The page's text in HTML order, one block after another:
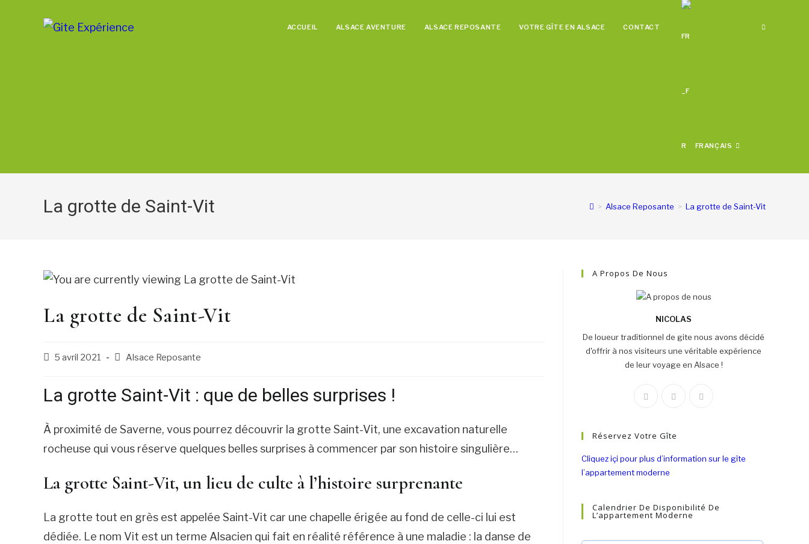
ACCUEIL ALSACE AVENTURE ALSACE REPOSANTE VOTRE GÎTE EN ALSACE CONTACT
FRANÇAIS
La grotte de Saint-Vit > Alsace Reposante > La grotte de Saint-Vit
La grotte de Saint-Vit
5 avril 2021 Alsace Reposante
La grotte Saint-Vit : que de belles surprises !
À proximité de Saverne, vous pourrez découvrir la grotte Saint-Vit, une excavation naturelle
rocheuse qui vous réserve quelques belles surprises à commencer par son histoire singulière…
La grotte Saint-Vit, un lieu de culte à l’histoire surprenante
La grotte tout en grès est appelée Saint-Vit car une chapelle érigée au fond de celle-ci lui est
dédiée. Le nom Vit est un terme Alsacien qui fait en réalité référence à une maladie : la danse de
A Propos De Nous
NICOLAS
De loueur traditionnel de gite nous avons décidé
d'offrir à nos visiteurs une véritable expérience
de leur voyage en Alsace !
Réservez Votre Gîte
Cliquez içi pour plus d’information sur le gîte
l’appartement moderne
Calendrier De Disponibilité De
L’appartement Moderne